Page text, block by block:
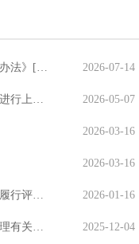
2026-07-14
《上海市企业境外国有资产监督管理暂行办法》[2012]230号目前的效力问题
2026-05-07
参照国企管理的公司如果对资产评估报告进行上报核准/备案？
2026-03-16
2026-03-16
2026-01-16
国有有限合伙基金现金对外投资是否需要履行评估程序
2025-12-04
关于规范国有及国有控股企业资产转让管理有关问题的通知